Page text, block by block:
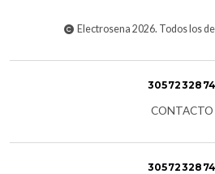
Electrosena 2026. Todos los
3057232874
CONTACTO
3057232874